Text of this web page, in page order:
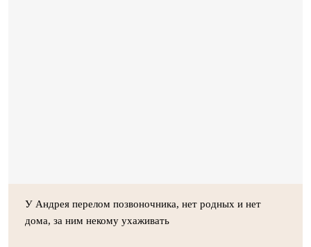
У Андрея перелом позвоночника, нет родных и нет
дома, за ним некому ухаживать